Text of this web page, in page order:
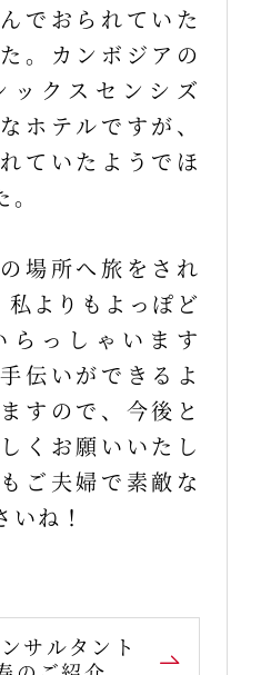
でおられていた
。カンボジアの
ックスセンシズ
ホテルですが、
ていたようでほ
場所へ旅をされ
よりもよっぽど
らっしゃいます
伝いができるよ
すので、今後と
くお願いいたし
ご夫婦で素敵な
ね！
サルタント